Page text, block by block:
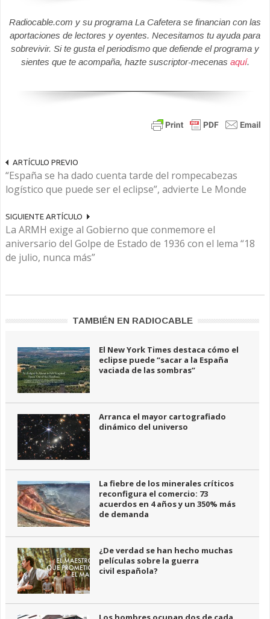
Radiocable.com y su programa La Cafetera se financian con las
aportaciones de lectores y oyentes. Necesitamos tu ayuda para
sobrevivir. Si te gusta el periodismo que defiende el programa y
sientes que te acompaña, hazte suscriptor-mecenas aquí.
ARTÍCULO PREVIO
“España se ha dado cuenta tarde del rompecabezas
logístico que puede ser el eclipse”, advierte Le Monde
SIGUIENTE ARTÍCULO
La ARMH exige al Gobierno que conmemore el
aniversario del Golpe de Estado de 1936 con el lema “18
de julio, nunca más”
TAMBIÉN EN RADIOCABLE
El New York Times destaca cómo el
eclipse puede “sacar a la España
vaciada de las sombras”
Arranca el mayor cartografiado
dinámico del universo
La fiebre de los minerales críticos
reconfigura el comercio: 73
acuerdos en 4 años y un 350% más
de demanda
¿De verdad se han hecho muchas
películas sobre la guerra
civil española?